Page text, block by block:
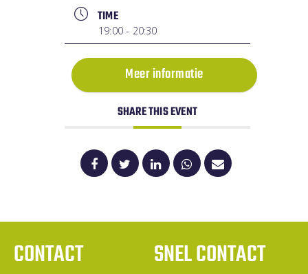
TIME
19:00 - 20:30
Meer informatie
SHARE THIS EVENT
CONTACT SNEL CONTACT